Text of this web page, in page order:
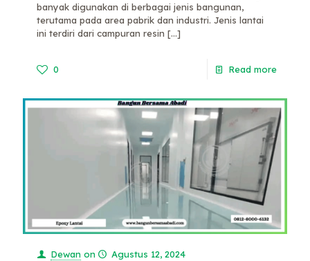
banyak digunakan di berbagai jenis bangunan,
terutama pada area pabrik dan industri. Jenis lantai
ini terdiri dari campuran resin […]
0 Read more
Dewan on Agustus 12, 2024